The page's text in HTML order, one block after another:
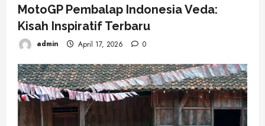
MotoGP Pembalap Indonesia Veda:
Kisah Inspiratif Terbaru
admin April 17, 2026 0